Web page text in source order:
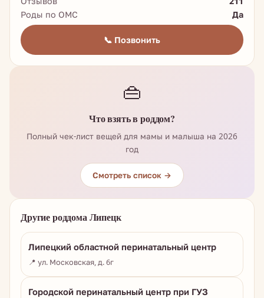
Роды по ОМС
Да
📞 Позвонить
👜
Что взять в роддом?
Полный чек-лист вещей для мамы и малыша на 2026
год
Смотреть список →
Другие роддома Липецк
Липецкий областной перинатальный центр
📍 ул. Московская, д. 6г
Городской перинатальный центр при ГУЗ